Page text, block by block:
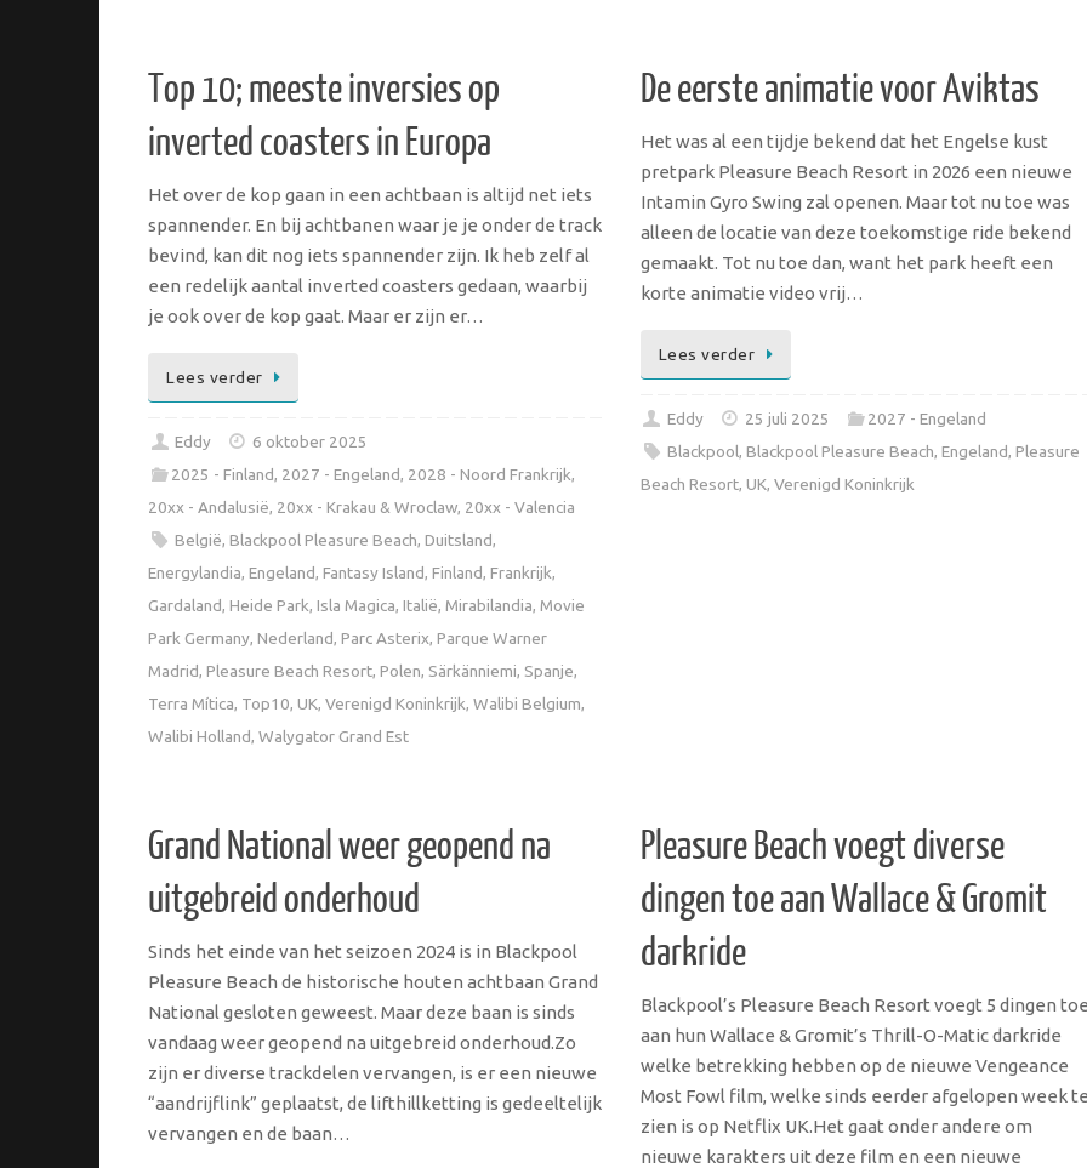
Top 10; meeste inversies op
inverted coasters in Europa
Het over de kop gaan in een achtbaan is altijd net iets
spannender. En bij achtbanen waar je je onder de track
bevind, kan dit nog iets spannender zijn. Ik heb zelf al
een redelijk aantal inverted coasters gedaan, waarbij
je ook over de kop gaat. Maar er zijn er…
Lees verder
Eddy
6 oktober 2025
2025 - Finland, 2027 - Engeland, 2028 - Noord Frankrijk,
20xx - Andalusië, 20xx - Krakau & Wroclaw, 20xx - Valencia
België,Blackpool Pleasure Beach,Duitsland,
Energylandia, Engeland, Fantasy Island, Finland, Frankrijk,
Gardaland, Heide Park, Isla Magica, Italië, Mirabilandia, Movie
Park Germany, Nederland, Parc Asterix, Parque Warner
Madrid, Pleasure Beach Resort, Polen, Särkänniemi, Spanje,
Terra Mítica, Top10, UK, Verenigd Koninkrijk, Walibi Belgium,
Walibi Holland, Walygator Grand Est
De eerste animatie voor Aviktas
Het was al een tijdje bekend dat het Engelse kust
pretpark Pleasure Beach Resort in 2026 een nieuwe
Intamin Gyro Swing zal openen. Maar tot nu toe was
alleen de locatie van deze toekomstige ride bekend
gemaakt. Tot nu toe dan, want het park heeft een
korte animatie video vrij…
Lees verder
Eddy 25 juli 2025
2027 - Engeland
Blackpool, Blackpool Pleasure Beach, Engeland, Pleasure
Beach Resort, UK, Verenigd Koninkrijk
Grand National weer geopend na
uitgebreid onderhoud
Sinds het einde van het seizoen 2024 is in Blackpool
Pleasure Beach de historische houten achtbaan Grand
National gesloten geweest. Maar deze baan is sinds
vandaag weer geopend na uitgebreid onderhoud.Zo
zijn er diverse trackdelen vervangen, is er een nieuwe
“aandrijflink” geplaatst, de lifthillketting is gedeeltelijk
vervangen en de baan…
Pleasure Beach voegt diverse
dingen toe aan Wallace & Gromit
darkride
Blackpool’s Pleasure Beach Resort voegt 5 dingen
aan hun Wallace & Gromit’s Thrill-O-Matic darkride
welke betrekking hebben op de nieuwe Vengeance
Most Fowl film, welke sinds eerder afgelopen week
zien is op Netflix UK.Het gaat onder andere om
nieuwe karakters uit deze film en een nieuwe